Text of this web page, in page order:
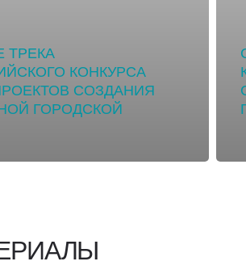
ТРЕКА
КОНКУРСА
СОЗДАНИЯ
ГОРОДСКОЙ